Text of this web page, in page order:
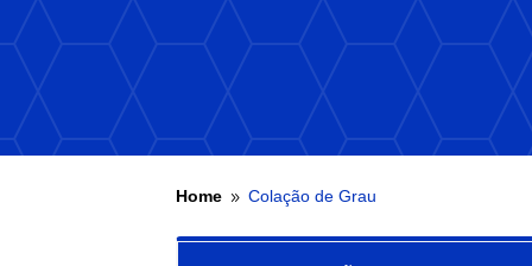
Home 9 Colação de Grau